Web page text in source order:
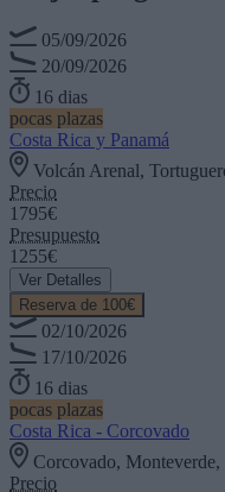
05/09/2026
20/09/2026
16 dias
pocas plazas
Costa Rica y Panamá
Volcán Arenal,
Precio
1795€
Presupuesto
1255€
Ver Detalles
Reserva de 100€
02/10/2026
17/10/2026
16 dias
pocas plazas
Costa Rica - Corcovado
Corcovado, Monteverde,
Precio